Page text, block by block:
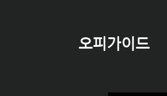
오피가이드